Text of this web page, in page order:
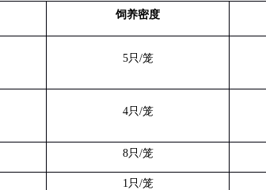
饲养密度
5只/笼
4只/笼
8只/笼
1只/笼